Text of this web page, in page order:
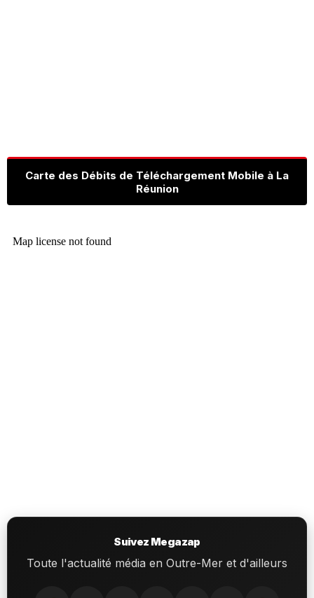
Carte des Débits de Téléchargement Mobile à La
Réunion
Suivez Megazap
Toute l'actualité média en Outre-Mer et d'ailleurs